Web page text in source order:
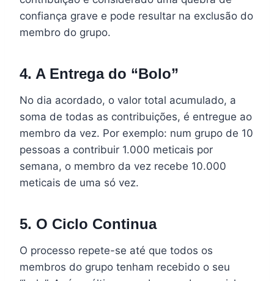
confiança grave e pode resultar na exclusão do
membro do grupo.
4. A Entrega do “Bolo”
No dia acordado, o valor total acumulado, a
soma de todas as contribuições, é entregue ao
membro da vez. Por exemplo: num grupo de 10
pessoas a contribuir 1.000 meticais por
semana, o membro da vez recebe 10.000
meticais de uma só vez.
5. O Ciclo Continua
O processo repete-se até que todos os
membros do grupo tenham recebido o seu